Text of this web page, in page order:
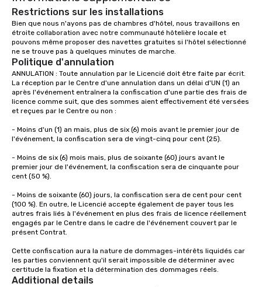
Restrictions sur les installations
Bien que nous n'ayons pas de chambres d'hôtel, nous travaillons en
étroite collaboration avec notre communauté hôtelière locale et
pouvons même proposer des navettes gratuites si l'hôtel sélectionné
ne se trouve pas à quelques minutes de marche.
Politique d'annulation
ANNULATION : Toute annulation par le Licencié doit être faite par écrit.
La réception par le Centre d'une annulation dans un délai d'UN (1) an
après l'événement entraînera la confiscation d'une partie des frais de
licence comme suit, que des sommes aient effectivement été versées
et reçues par le Centre ou non :
- Moins d'un (1) an mais, plus de six (6) mois avant le premier jour de
l'événement, la confiscation sera de vingt-cinq pour cent (25).
- Moins de six (6) mois mais, plus de soixante (60) jours avant le
premier jour de l'événement, la confiscation sera de cinquante pour
cent (50 %).
- Moins de soixante (60) jours, la confiscation sera de cent pour cent
(100 %). En outre, le Licencié accepte également de payer tous les
autres frais liés à l'événement en plus des frais de licence réellement
engagés par le Centre dans le cadre de l'événement couvert par le
présent Contrat.
Cette confiscation aura la nature de dommages-intérêts liquidés car
les parties conviennent qu'il serait impossible de déterminer avec
certitude la fixation et la détermination des dommages réels.
Additional details